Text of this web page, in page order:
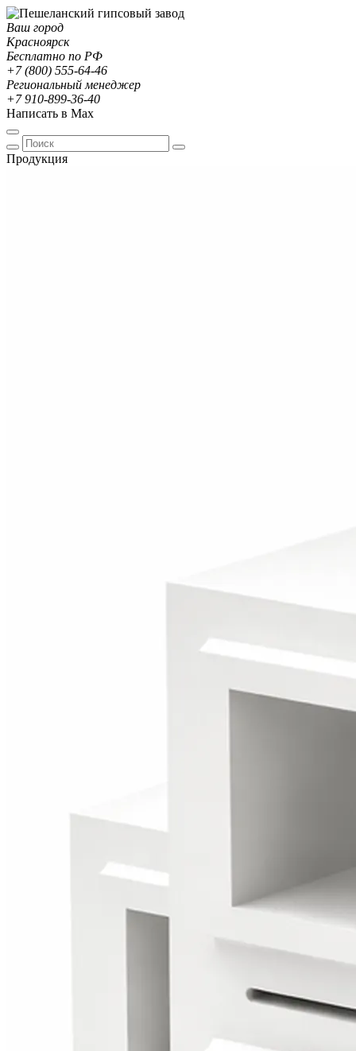
Ваш город
Красноярск
Бесплатно по РФ
+7 (800) 555-64-46
Региональный менеджер
+7 910-899-36-40
Написать в Max
Продукция